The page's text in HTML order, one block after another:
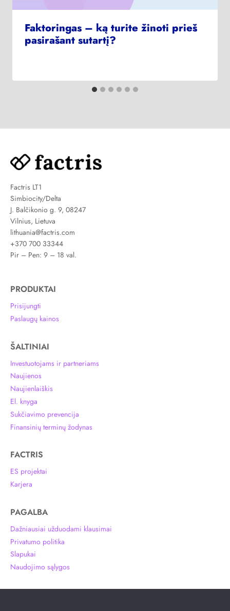
Faktoringas – ką turite žinoti prieš
pasirašant sutartį?
Factris LT1
Simbiocity/Delta
J. Balčikonio g. 9, 08247
Vilnius, Lietuva
lithuania@factris.com
+370 700 33344
Pir – Pen: 9 – 18 val.
PRODUKTAI
Prisijungti
Paslaugų kainos
ŠALTINIAI
Investuotojams ir partneriams
Naujienos
Naujienlaiškis
El. knyga
Sukčiavimo prevencija
Finansinių terminų žodynas
FACTRIS
ES projektai
Karjera
PAGALBA
Dažniausiai užduodami klausimai
Privatumo politika
Slapukai
Naudojimo sąlygos